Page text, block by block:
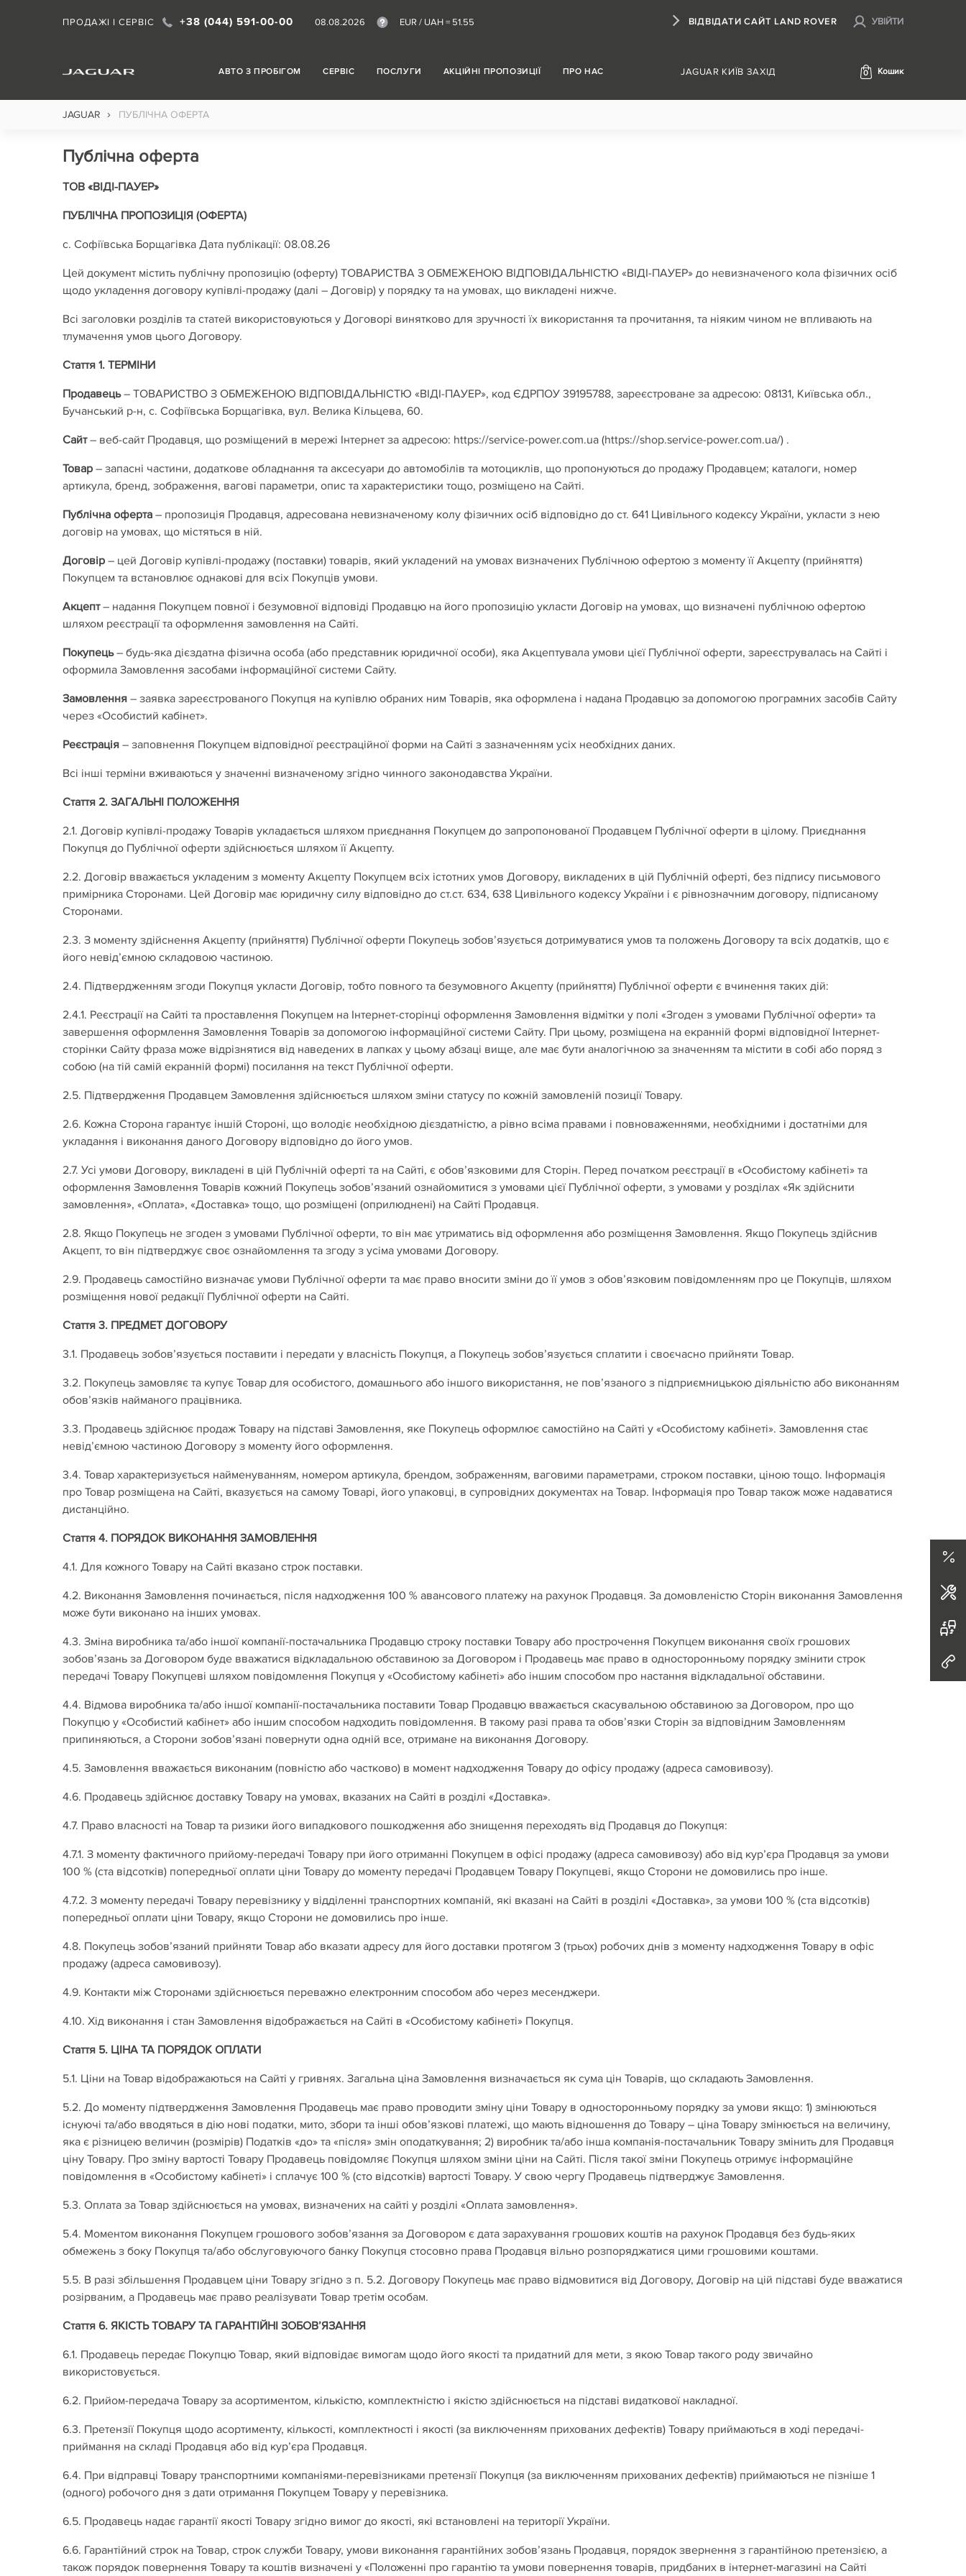
ПРОДАЖІ І СЕРВІС +38 (044) 591-00-00 08.08.2026 EUR / UAH = 51.55 ВІДВІДАТИ САЙТ LAND ROVER УВІЙТИ
АВТО З ПРОБІГОМ СЕРВІС ПОСЛУГИ АКЦІЙНІ ПРОПОЗИЦІЇ ПРО НАС JAGUAR КИЇВ ЗАХІД 0 Кошик
JAGUAR › ПУБЛІЧНА ОФЕРТА
Публічна оферта
ТОВ «ВІДІ-ПАУЕР»
ПУБЛІЧНА ПРОПОЗИЦІЯ (ОФЕРТА)
с. Софіївська Борщагівка Дата публікації: 08.08.26
Цей документ містить публічну пропозицію (оферту) ТОВАРИСТВА З ОБМЕЖЕНОЮ ВІДПОВІДАЛЬНІСТЮ «ВІДІ-ПАУЕР» до невизначеного кола фізичних осіб
щодо укладення договору купівлі-продажу (далі – Договір) у порядку та на умовах, що викладені нижче.
Всі заголовки розділів та статей використовуються у Договорі винятково для зручності їх використання та прочитання, та ніяким чином не впливають на
тлумачення умов цього Договору.
Стаття 1. ТЕРМІНИ
Продавець– ТОВАРИСТВО З ОБМЕЖЕНОЮ ВІДПОВІДАЛЬНІСТЮ «ВІДІ-ПАУЕР», код ЄДРПОУ 39195788, зареєстроване за адресою: 08131, Київська обл.,
Бучанський р-н, с. Софіївська Борщагівка, вул. Велика Кільцева, 60.
Сайт– веб-сайт Продавця, що розміщений в мережі Інтернет за адресою: https://service-power.com.ua (https://shop.service-power.com.ua/) .
Товар – запасні частини, додаткове обладнання та аксесуари до автомобілів та мотоциклів, що пропонуються до продажу Продавцем; каталоги, номер
артикула, бренд, зображення, вагові параметри, опис та характеристики тощо, розміщено на Сайті.
Публічна оферта – пропозиція Продавця, адресована невизначеному колу фізичних осіб відповідно до ст. 641 Цивільного кодексу України, укласти з нею
договір на умовах, що містяться в ній.
Договір – цей Договір купівлі-продажу (поставки) товарів, який укладений на умовах визначених Публічною офертою з моменту її Акцепту (прийняття)
Покупцем та встановлює однакові для всіх Покупців умови.
Акцепт– надання Покупцем повної і безумовної відповіді Продавцю на його пропозицію укласти Договір на умовах, що визначені публічною офертою
шляхом реєстрації та оформлення замовлення на Сайті.
Покупець– будь-яка дієздатна фізична особа (або представник юридичної особи), яка Акцептувала умови цієї Публічної оферти, зареєструвалась на Сайті і
оформила Замовлення засобами інформаційної системи Сайту.
Замовлення – заявка зареєстрованого Покупця на купівлю обраних ним Товарів, яка оформлена і надана Продавцю за допомогою програмних засобів Сайту
через «Особистий кабінет».
Реєстрація – заповнення Покупцем відповідної реєстраційної форми на Сайті з зазначенням усіх необхідних даних.
Всі інші терміни вживаються у значенні визначеному згідно чинного законодавства України.
Стаття 2. ЗАГАЛЬНІ ПОЛОЖЕННЯ
2.1. Договір купівлі-продажу Товарів укладається шляхом приєднання Покупцем до запропонованої Продавцем Публічної оферти в цілому. Приєднання
Покупця до Публічної оферти здійснюється шляхом її Акцепту.
2.2. Договір вважається укладеним з моменту Акцепту Покупцем всіх істотних умов Договору, викладених в цій Публічній оферті, без підпису письмового
примірника Сторонами. Цей Договір має юридичну силу відповідно до ст.ст. 634, 638 Цивільного кодексу України і є рівнозначним договору, підписаному
Сторонами.
2.3. З моменту здійснення Акцепту (прийняття) Публічної оферти Покупець зобов’язується дотримуватися умов та положень Договору та всіх додатків, що є
його невід’ємною складовою частиною.
2.4. Підтвердженням згоди Покупця укласти Договір, тобто повного та безумовного Акцепту (прийняття) Публічної оферти є вчинення таких дій:
2.4.1. Реєстрації на Сайті та проставлення Покупцем на Інтернет-сторінці оформлення Замовлення відмітки у полі «Згоден з умовами Публічної оферти» та
завершення оформлення Замовлення Товарів за допомогою інформаційної системи Сайту. При цьому, розміщена на екранній формі відповідної Інтернет-
сторінки Сайту фраза може відрізнятися від наведених в лапках у цьому абзаці вище, але має бути аналогічною за значенням та містити в собі або поряд з
собою (на тій самій екранній формі) посилання на текст Публічної оферти.
2.5. Підтвердження Продавцем Замовлення здійснюється шляхом зміни статусу по кожній замовленій позиції Товару.
2.6. Кожна Сторона гарантує іншій Стороні, що володіє необхідною дієздатністю, а рівно всіма правами і повноваженнями, необхідними і достатніми для
укладання і виконання даного Договору відповідно до його умов.
2.7. Усі умови Договору, викладені в цій Публічній оферті та на Сайті, є обов’язковими для Сторін. Перед початком реєстрації в «Особистому кабінеті» та
оформлення Замовлення Товарів кожний Покупець зобов’язаний ознайомитися з умовами цієї Публічної оферти, з умовами у розділах «Як здійснити
замовлення», «Оплата», «Доставка» тощо, що розміщені (оприлюднені) на Сайті Продавця.
2.8. Якщо Покупець не згоден з умовами Публічної оферти, то він має утриматись від оформлення або розміщення Замовлення. Якщо Покупець здійснив
Акцепт, то він підтверджує своє ознайомлення та згоду з усіма умовами Договору.
2.9. Продавець самостійно визначає умови Публічної оферти та має право вносити зміни до її умов з обов’язковим повідомленням про це Покупців, шляхом
розміщення нової редакції Публічної оферти на Сайті.
Стаття 3. ПРЕДМЕТ ДОГОВОРУ
3.1. Продавець зобов’язується поставити і передати у власність Покупця, а Покупець зобов’язується сплатити і своєчасно прийняти Товар.
3.2. Покупець замовляє та купує Товар для особистого, домашнього або іншого використання, не пов’язаного з підприємницькою діяльністю або виконанням
обов’язків найманого працівника.
3.3. Продавець здійснює продаж Товару на підставі Замовлення, яке Покупець оформлює самостійно на Сайті у «Особистому кабінеті». Замовлення стає
невід’ємною частиною Договору з моменту його оформлення.
3.4. Товар характеризується найменуванням, номером артикула, брендом, зображенням, ваговими параметрами, строком поставки, ціною тощо. Інформація
про Товар розміщена на Сайті, вказується на самому Товарі, його упаковці, в супровідних документах на Товар. Інформація про Товар також може надаватися
дистанційно.
Стаття 4. ПОРЯДОК ВИКОНАННЯ ЗАМОВЛЕННЯ
4.1. Для кожного Товару на Сайті вказано строк поставки.
4.2. Виконання Замовлення починається, після надходження 100 % авансового платежу на рахунок Продавця. За домовленістю Сторін виконання Замовлення
може бути виконано на інших умовах.
4.3. Зміна виробника та/або іншої компанії-постачальника Продавцю строку поставки Товару або прострочення Покупцем виконання своїх грошових
зобов’язань за Договором буде вважатися відкладальною обставиною за Договором і Продавець має право в односторонньому порядку змінити строк
передачі Товару Покупцеві шляхом повідомлення Покупця у «Особистому кабінеті» або іншим способом про настання відкладальної обставини.
4.4. Відмова виробника та/або іншої компанії-постачальника поставити Товар Продавцю вважається скасувальною обставиною за Договором, про що
Покупцю у «Особистий кабінет» або іншим способом надходить повідомлення. В такому разі права та обов’язки Сторін за відповідним Замовленням
припиняються, а Сторони зобов’язані повернути одна одній все, отримане на виконання Договору.
4.5. Замовлення вважається виконаним (повністю або частково) в момент надходження Товару до офісу продажу (адреса самовивозу).
4.6. Продавець здійснює доставку Товару на умовах, вказаних на Сайті в розділі «Доставка».
4.7. Право власності на Товар та ризики його випадкового пошкодження або знищення переходять від Продавця до Покупця:
4.7.1. З моменту фактичного прийому-передачі Товару при його отриманні Покупцем в офісі продажу (адреса самовивозу) або від кур’єра Продавця за умови
100 % (ста відсотків) попередньої оплати ціни Товару до моменту передачі Продавцем Товару Покупцеві, якщо Сторони не домовились про інше.
4.7.2. З моменту передачі Товару перевізнику у відділенні транспортних компаній, які вказані на Сайті в розділі «Доставка», за умови 100 % (ста відсотків)
попередньої оплати ціни Товару, якщо Сторони не домовились про інше.
4.8. Покупець зобов’язаний прийняти Товар або вказати адресу для його доставки протягом 3 (трьох) робочих днів з моменту надходження Товару в офіс
продажу (адреса самовивозу).
4.9. Контакти між Сторонами здійснюється переважно електронним способом або через месенджери.
4.10. Хід виконання і стан Замовлення відображається на Сайті в «Особистому кабінеті» Покупця.
Стаття 5. ЦІНА ТА ПОРЯДОК ОПЛАТИ
5.1. Ціни на Товар відображаються на Сайті у гривнях. Загальна ціна Замовлення визначається як сума цін Товарів, що складають Замовлення.
5.2. До моменту підтвердження Замовлення Продавець має право проводити зміну ціни Товару в односторонньому порядку за умови якщо: 1) змінюються
існуючі та/або вводяться в дію нові податки, мито, збори та інші обов’язкові платежі, що мають відношення до Товару – ціна Товару змінюється на величину,
яка є різницею величин (розмірів) Податків «до» та «після» змін оподаткування; 2) виробник та/або інша компанія-постачальник Товару змінить для Продавця
ціну Товару. Про зміну вартості Товару Продавець повідомляє Покупця шляхом зміни ціни на Сайті. Після такої зміни Покупець отримує інформаційне
повідомлення в «Особистому кабінеті» і сплачує 100 % (сто відсотків) вартості Товару. У свою чергу Продавець підтверджує Замовлення.
5.3. Оплата за Товар здійснюється на умовах, визначених на сайті у розділі «Оплата замовлення».
5.4. Моментом виконання Покупцем грошового зобов’язання за Договором є дата зарахування грошових коштів на рахунок Продавця без будь-яких
обмежень з боку Покупця та/або обслуговуючого банку Покупця стосовно права Продавця вільно розпоряджатися цими грошовими коштами.
5.5. В разі збільшення Продавцем ціни Товару згідно з п. 5.2. Договору Покупець має право відмовитися від Договору, Договір на цій підставі буде вважатися
розірваним, а Продавець має право реалізувати Товар третім особам.
Стаття 6. ЯКІСТЬ ТОВАРУ ТА ГАРАНТІЙНІ ЗОБОВ’ЯЗАННЯ
6.1. Продавець передає Покупцю Товар, який відповідає вимогам щодо його якості та придатний для мети, з якою Товар такого роду звичайно
використовується.
6.2. Прийом-передача Товару за асортиментом, кількістю, комплектністю і якістю здійснюється на підставі видаткової накладної.
6.3. Претензії Покупця щодо асортименту, кількості, комплектності і якості (за виключенням прихованих дефектів) Товару приймаються в ході передачі-
приймання на складі Продавця або від кур’єра Продавця.
6.4. При відправці Товару транспортними компаніями-перевізниками претензії Покупця (за виключенням прихованих дефектів) приймаються не пізніше 1
(одного) робочого дня з дати отримання Покупцем Товару у перевізника.
6.5. Продавець надає гарантії якості Товару згідно вимог до якості, які встановлені на території України.
6.6. Гарантійний строк на Товар, строк служби Товару, умови виконання гарантійних зобов’язань Продавця, порядок звернення з гарантійною претензією, а
також порядок повернення Товару та коштів визначені у «Положенні про гарантію та умови повернення товарів, придбаних в інтернет-магазині на Сайті